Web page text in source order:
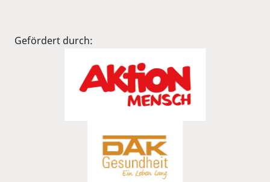
Gefördert durch: